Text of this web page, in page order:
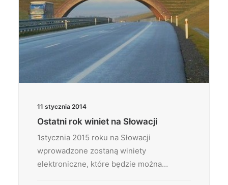
11 stycznia 2014
Ostatni rok winiet na Słowacji
1stycznia 2015 roku na Słowacji
wprowadzone zostaną winiety
elektroniczne, które będzie można…